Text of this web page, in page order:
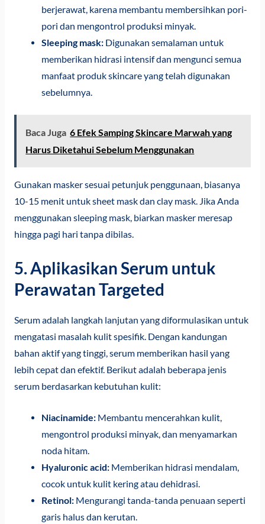
berjerawat, karena membantu membersihkan pori-
pori dan mengontrol produksi minyak.
Sleeping mask: Digunakan semalaman untuk
memberikan hidrasi intensif dan mengunci semua
manfaat produk skincare yang telah digunakan
sebelumnya.
Baca Juga 6 Efek Samping Skincare Marwah yang
Harus Diketahui Sebelum Menggunakan
Gunakan masker sesuai petunjuk penggunaan, biasanya
10-15 menit untuk sheet mask dan clay mask. Jika Anda
menggunakan sleeping mask, biarkan masker meresap
hingga pagi hari tanpa dibilas.
5. Aplikasikan Serum untuk
Perawatan Targeted
Serum adalah langkah lanjutan yang diformulasikan untuk
mengatasi masalah kulit spesifik. Dengan kandungan
bahan aktif yang tinggi, serum memberikan hasil yang
lebih cepat dan efektif. Berikut adalah beberapa jenis
serum berdasarkan kebutuhan kulit:
Niacinamide: Membantu mencerahkan kulit,
mengontrol produksi minyak, dan menyamarkan
noda hitam.
Hyaluronic acid: Memberikan hidrasi mendalam,
cocok untuk kulit kering atau dehidrasi.
Retinol: Mengurangi tanda-tanda penuaan seperti
garis halus dan kerutan.